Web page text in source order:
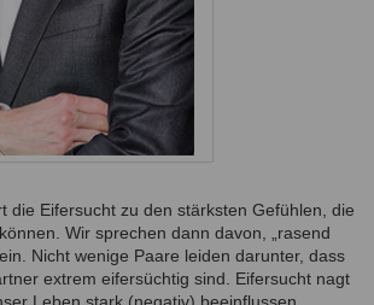
die Eifersucht zu den stärksten Gefühlen, die
Wir sprechen dann davon, „rasend
Nicht wenige Paare leiden darunter, dass
extrem eifersüchtig sind. Eifersucht nagt